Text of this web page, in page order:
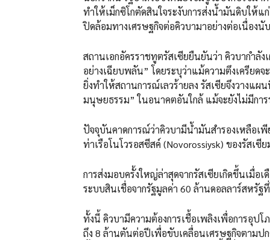
ทำให้เม็กซิโกตัดสินใจระงับการส่งน้ำมันดิบให้แ
ปิดล้อมทางเศรษฐกิจต่อคิวบามาอย่างต่อเนื่อง
สถานเอกอัครราชทูตรัสเซียยืนยันว่า คิวบากำ
อย่างเฉียบพลัน” โดยระบุว่าแม้ความตึงเครียด
ยิ่งทำให้สถานการณ์เลวร้ายลง รัสเซียจึงวางแ
มนุษยธรรม” ในอนาคตอันใกล้ แม้จะยังไม่มีกา
ปัจจุบันคาดการณ์ว่าคิวบามีน้ำมันสำรองเหลือเ
ท่าเรือโนโวรอสซีสค์ (Novorossiysk) ของรัสเ
การส่งมอบครั้งใหญ่ล่าสุดจากรัสเซียเกิดขึ้นเมื่
ระบบสินเชื่อจากรัฐมูลค่า 60 ล้านดอลลาร์สหรั
ทั้งนี้ คิวบามีความต้องการเชื้อเพลิงเพื่อการอุ
ถึง 8 ล้านตันต่อปีเพื่อขับเคลื่อนเศรษฐกิจตามป